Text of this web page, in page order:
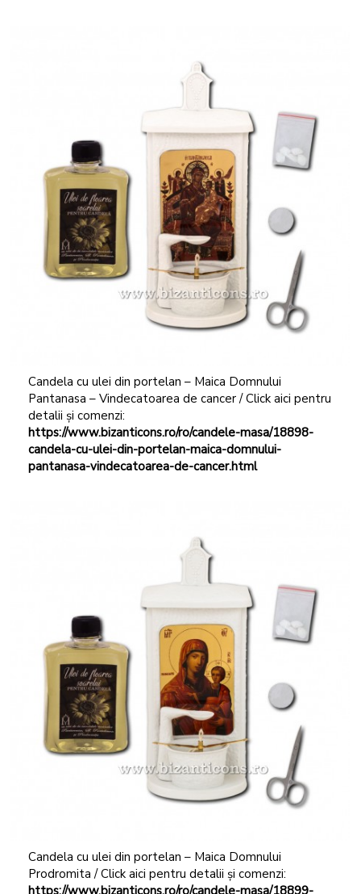
Candela cu ulei din portelan – Maica Domnului
Pantanasa – Vindecatoarea de cancer / Click aici pentru
detalii și comenzi:
https://www.bizanticons.ro/ro/candele-masa/18898-
candela-cu-ulei-din-portelan-maica-domnului-
pantanasa-vindecatoarea-de-cancer.html
Candela cu ulei din portelan – Maica Domnului
Prodromita / Click aici pentru detalii și comenzi:
https://www.bizanticons.ro/ro/candele-masa/18899-